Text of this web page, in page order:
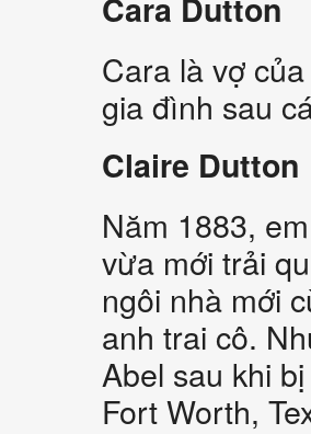
Cara Dutton
Cara là vợ
gia đình sau
Claire Dutton
Năm 1883,
vừa mới trải
ngôi nhà mới
anh trai cô.
Abel sau khi
Fort Worth,